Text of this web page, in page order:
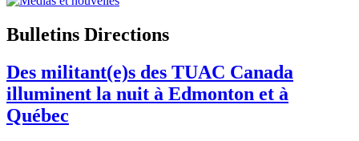
Bulletins Directions
Des militant(e)s des TUAC Canada
illuminent la nuit à Edmonton et à
Québec